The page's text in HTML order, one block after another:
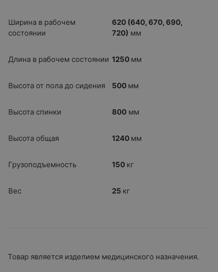
Ширина в рабочем
состоянии
620 (640, 670, 690,
720) мм
Длина в рабочем состоянии 1250 мм
Высота от пола до сидения 500 мм
Высота спинки 800 мм
Высота общая 1240 мм
Грузоподъемность 150 кг
Вес 25 кг
Товар является изделием медицинского назначения.